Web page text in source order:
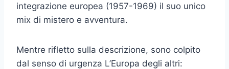
integrazione europea (1957-1969) il suo unico
mix di mistero e avventura.
Mentre rifletto sulla descrizione, sono colpito
dal senso di urgenza L’Europa degli altri: